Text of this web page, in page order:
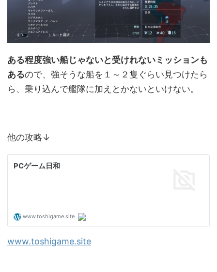
ある程度強い船じゃないと受けれないミッションも
あるので、強そうな船を１～２隻ぐらい見つけたら
ら、乗り込んで艦隊に加えとかないといけない。
他の攻略↓
www.toshigame.site